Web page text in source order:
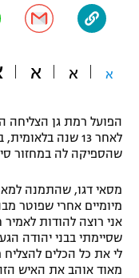
"מחצית בשכונה"
משתתפים וזוכים
תקנון משתתפים
תקנון עבור פעילות
תקנון עבור פעילות ספורט
טניס
גיימינג E-Sports
תנאי שימוש
אופניים
ספורט מוטורי
פוטבול אמריקאי NFL
בייסבול MLB
ספורט אתגרי
אומנויות לחימה
א א א
הפועל רמת גן הצליחה
שהספיקה לה במחזור
מסאי דגו, שהתמנה
מיומיים אחרי שפוטר
אני רוצה להודות
שסיימתי בבני יהודה
לי את כל הכלים
מאוד אוהב את האיש